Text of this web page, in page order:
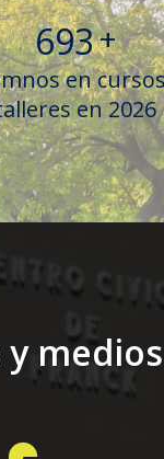
700+
en
en 2026